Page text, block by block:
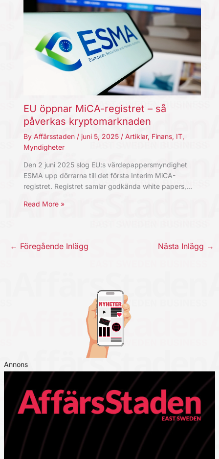
EU öppnar MiCA-registret – så
påverkas kryptomarknaden
By Affärsstaden / juni 5, 2025 / Artiklar, Finans, IT,
Myndigheter
Den 2 juni 2025 slog EU:s värdepappersmyndighet
ESMA upp dörrarna till det första Interim MiCA-
registret. Registret samlar godkända white papers,…
Read More »
← Föregående Inlägg Nästa Inlägg →
Annons